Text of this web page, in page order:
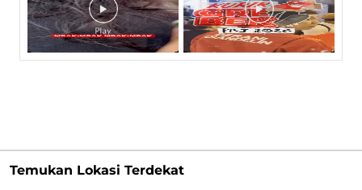
Temukan Lokasi Terdekat